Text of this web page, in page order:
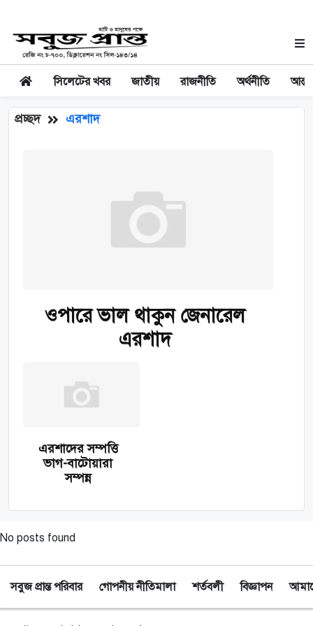
সিলেটের খবর জাতীয় রাজনীতি অর্থনীতি
প্রচ্ছদ এরশাদ
ওপারে ভাল থাকুন জেনারেল
এরশাদ
এরশাদের সম্পত্তি
ভাগ-বাটোয়ারা
সম্পন্ন
No posts found
সবুজ প্রান্ত পরিবার গোপনীয় নীতিমালা শর্তবলী বিজ্ঞাপন